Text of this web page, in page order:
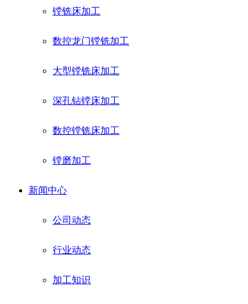
镗铣床加工
数控龙门镗铣加工
大型镗铣床加工
深孔钻镗床加工
数控镗铣床加工
镗磨加工
新闻中心
公司动态
行业动态
加工知识